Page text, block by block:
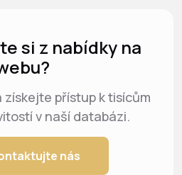
si z nabídky na
přístup k tisícům
v naší databázi.
nás